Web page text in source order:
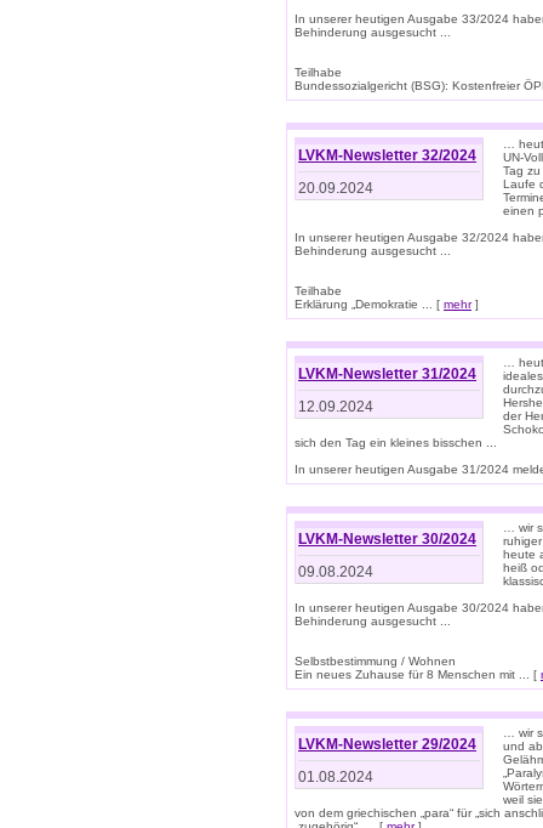
In unserer heutigen Ausgabe 33/2024
Behinderung ausgesucht ...
Teilhabe
Bundessozialgericht (BSG): Kostenfreier
LVKM-Newsletter 32/2024
20.09.2024
…
UN-
Tag
Laufe
einen
In unserer heutigen Ausgabe 32/2024
Behinderung ausgesucht ...
Teilhabe
Erklärung „Demokratie ... [ mehr]
LVKM-Newsletter 31/2024
12.09.2024
…
der
sich den Tag ein kleines bisschen ...
In unserer heutigen Ausgabe 31/2024
LVKM-Newsletter 30/2024
09.08.2024
… wir
heute
heiß
In unserer heutigen Ausgabe 30/2024
Behinderung ausgesucht ...
Selbstbestimmung / Wohnen
Ein neues Zuhause für 8 Menschen mit ... [
LVKM-Newsletter 29/2024
01.08.2024
… wir
und
weil
von dem griechischen „para“ für „sich